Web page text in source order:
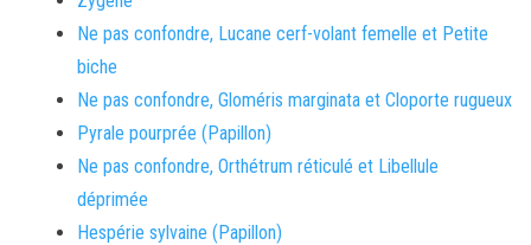
Ne pas confondre, Lucane cerf-volant femelle et Petite
biche
Ne pas confondre, Gloméris marginata et Cloporte rugueux
Pyrale pourprée (Papillon)
Ne pas confondre, Orthétrum réticulé et Libellule
déprimée
Hespérie sylvaine (Papillon)